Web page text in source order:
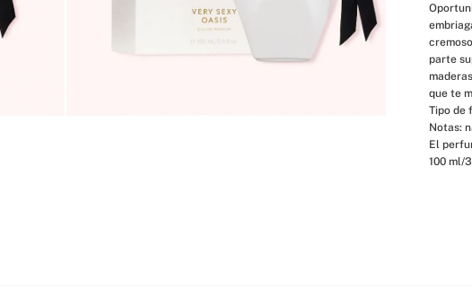
parte
que te
Tipo de
Notas:
El
100 ml/